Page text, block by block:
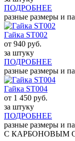
ПОДРОБНЕЕ
разные размеры и
Гайка ST002
от 940 руб.
за штуку
ПОДРОБНЕЕ
разные размеры и
Гайка ST004
от 1 450 руб.
за штуку
ПОДРОБНЕЕ
разные размеры и
С КАРБОНОВЫМ